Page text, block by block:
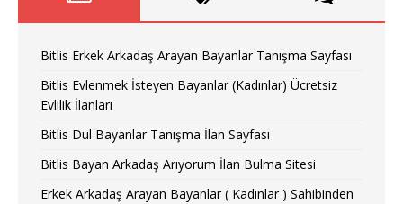
Bitlis Erkek Arkadaş Arayan Bayanlar Tanışma Sayfası
Bitlis Evlenmek İsteyen Bayanlar (Kadınlar) Ücretsiz
Evlilik İlanları
Bitlis Dul Bayanlar Tanışma İlan Sayfası
Bitlis Bayan Arkadaş Arıyorum İlan Bulma Sitesi
Erkek Arkadaş Arayan Bayanlar ( Kadınlar ) Sahibinden